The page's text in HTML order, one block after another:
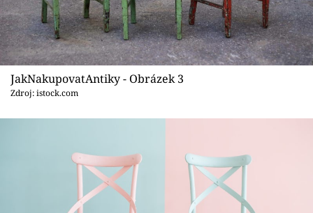
JakNakupovatAntiky - Obrázek 3
Zdroj: istock.com